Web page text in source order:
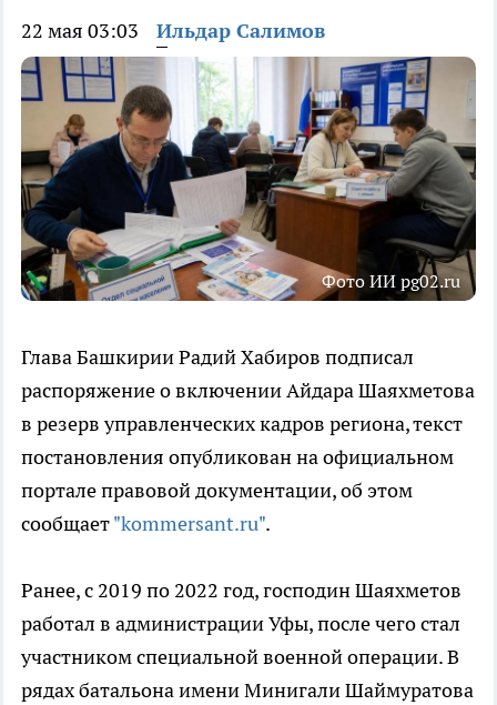
22 мая 03:03 Ильдар Салимов
Фото ИИ pg02.ru
Глава Башкирии Радий Хабиров подписал
распоряжение о включении Айдара Шаяхметова
в резерв управленческих кадров региона, текст
постановления опубликован на официальном
портале правовой документации, об этом
сообщает"kommersant.ru".
Ранее, с 2019 по 2022 год, господин Шаяхметов
работал в администрации Уфы, после чего стал
участником специальной военной операции. В
рядах батальона имени Минигали Шаймуратова